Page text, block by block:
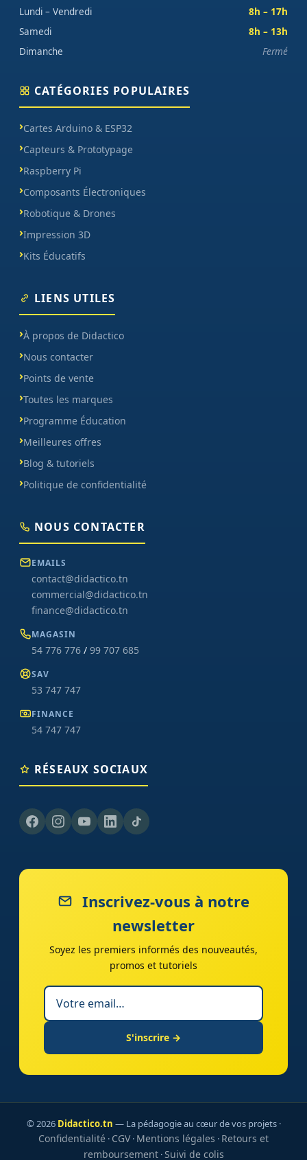
Lundi – Vendredi
8h – 17h
Samedi
8h – 13h
Dimanche
Fermé
CATÉGORIES POPULAIRES
Cartes Arduino & ESP32
Capteurs & Prototypage
Raspberry Pi
Composants Électroniques
Robotique & Drones
Impression 3D
Kits Éducatifs
LIENS UTILES
À propos de Didactico
Nous contacter
Points de vente
Toutes les marques
Programme Éducation
Meilleures offres
Blog & tutoriels
Politique de confidentialité
NOUS CONTACTER
EMAILS
contact@didactico.tn
commercial@didactico.tn
finance@didactico.tn
MAGASIN
54 776 776 / 99 707 685
SAV
53 747 747
FINANCE
54 747 747
RÉSEAUX SOCIAUX
Inscrivez-vous à notre
newsletter
Soyez les premiers informés des nouveautés,
promos et tutoriels
S'inscrire →
© 2026 Didactico.tn — La pédagogie au cœur de vos projets ·
Confidentialité · CGV· Mentions légales · Retours et
remboursement·Suivi de colis